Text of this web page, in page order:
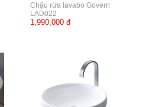
Chậu rửa lavabo Govern
LAD022
1,990,000 đ